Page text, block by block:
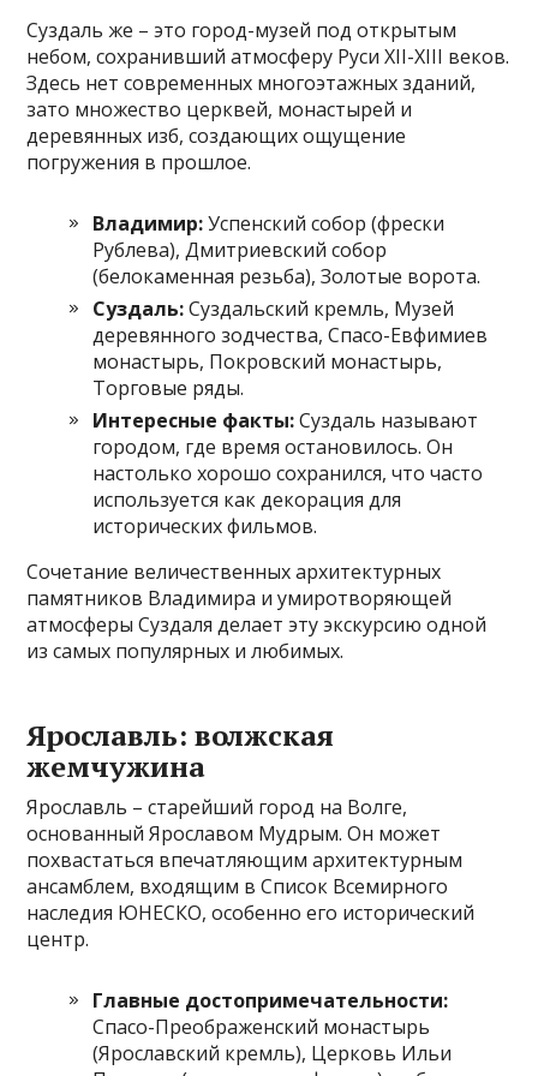
Суздаль же – это город-музей под открытым
небом, сохранивший атмосферу Руси XII-XIII веков.
Здесь нет современных многоэтажных зданий,
зато множество церквей, монастырей и
деревянных изб, создающих ощущение
погружения в прошлое.
Владимир:Успенский собор (фрески
Рублева), Дмитриевский собор
(белокаменная резьба), Золотые ворота.
Суздаль:Суздальский кремль, Музей
деревянного зодчества, Спасо-Евфимиев
монастырь, Покровский монастырь,
Торговые ряды.
Интересные факты:Суздаль называют
городом, где время остановилось. Он
настолько хорошо сохранился, что часто
используется как декорация для
исторических фильмов.
Сочетание величественных архитектурных
памятников Владимира и умиротворяющей
атмосферы Суздаля делает эту экскурсию одной
из самых популярных и любимых.
Ярославль: волжская
жемчужина
Ярославль – старейший город на Волге,
основанный Ярославом Мудрым. Он может
похвастаться впечатляющим архитектурным
ансамблем, входящим в Список Всемирного
наследия ЮНЕСКО, особенно его исторический
центр.
Главные достопримечательности:
Спасо-Преображенский монастырь
(Ярославский кремль), Церковь Ильи